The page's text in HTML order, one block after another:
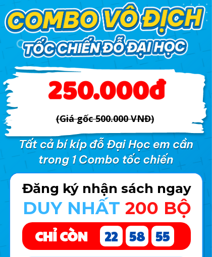
Đăng ký nhận sách ngay
DUY NHẤT 200 BỘ
22 58 54
CHỈ CÒN
(Giá gốc 500.000 VNĐ)
250.000đ